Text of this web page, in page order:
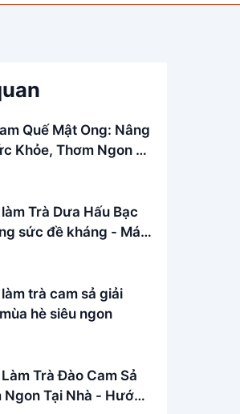
Quế Mật Ong: Nâng
Khỏe, Thơm Ngon Bổ
Trà Dưa Hấu Bạc
sức đề kháng - Mát
trà cam sả giải
hè siêu ngon
Trà Đào Cam Sả
Ngon Tại Nhà - Hướng